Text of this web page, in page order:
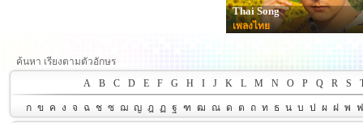
Thai Song
เพลงไทย
ค้นหา เรียงตามตัวอักษร
A
B C D E F G H I J K L M N O P Q R S
ก ข ค ง จ ฉ ช ซ ฌ ญ ฎ ฏ ฐ ฑ ฒ ณ ด ต ถ ท ธ น บ ป ผ ฝ พ ฟ